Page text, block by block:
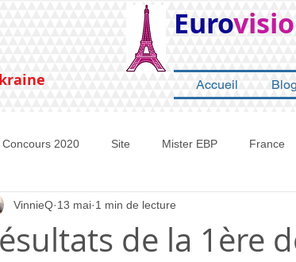
Euro
Accueil Blog
Concours 2020 Site Mister EBP France
Concours 2022 Concours 2023
de la 1ère
VinnieQ 13 mai 1 min de lecture